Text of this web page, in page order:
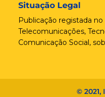
Situação Legal
Publicação registada
Telecomunicações,
Comunicação Social,
© 2021,